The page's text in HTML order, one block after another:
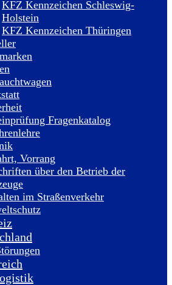
KFZ Kennzeichen Schleswig-
Holstein
KFZ Kennzeichen Thüringen
Fragenkatalog
Vorrang
über den Betrieb der
im Straßenverkehr